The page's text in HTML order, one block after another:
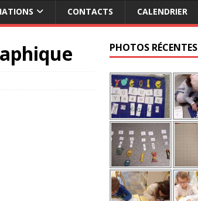
CONTACTS CALENDRIER
PHOTOS RÉCENTES